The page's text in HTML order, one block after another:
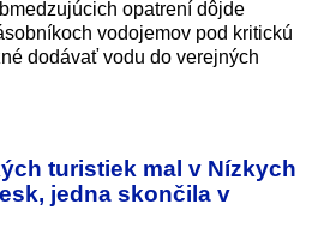
opatrení dôjde
vodojemov pod kritickú
dodávať vodu do verejných
turistiek mal v Nízkych
jedna skončila v